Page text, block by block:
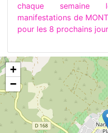
chaque semaine
manifestations de
pour les 8 prochains
+
−